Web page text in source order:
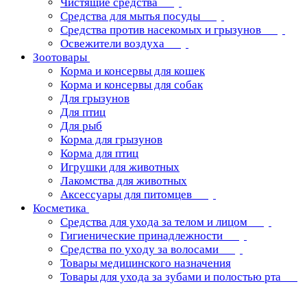
Средства для мытья посуды
Средства против насекомых и грызунов
Освежители воздуха
Зоотовары
Корма и консервы для кошек
Корма и консервы для собак
Для грызунов
Для птиц
Для рыб
Корма для грызунов
Корма для птиц
Игрушки для животных
Лакомства для животных
Аксессуары для питомцев
Косметика
Средства для ухода за телом и лицом
Гигиенические принадлежности
Средства по уходу за волосами
Товары медицинского назначения
Товары для ухода за зубами и полостью рта